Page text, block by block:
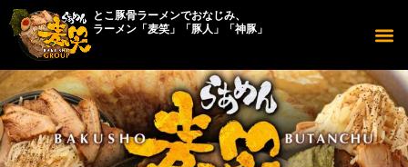
とこ豚骨ラーメンでおなじみ、
ラーメン「麦笑」「豚人」「神豚」